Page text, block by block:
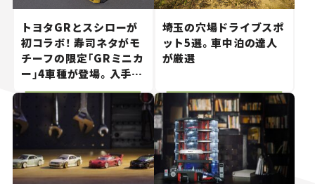
トヨタGRとスシローが
初コラボ！ 寿司ネタがモ
チーフの限定「GRミニカ
ー」4車種が登場。入手方
法は？【クルマとホビー】
埼玉の穴場ドライブスポ
ット5選。車中泊の達人
が厳選